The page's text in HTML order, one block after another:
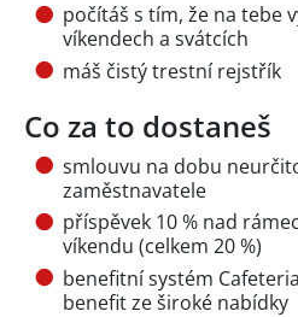
počítáš s tím, že na tebe
víkendech a svátcích
máš čistý trestní rejstřík
Co za to dostaneš
smlouvu na dobu
zaměstnavatele
příspěvek 10 % nad
víkendu (celkem 20 %)
benefitní systém
benefit ze široké nabídky